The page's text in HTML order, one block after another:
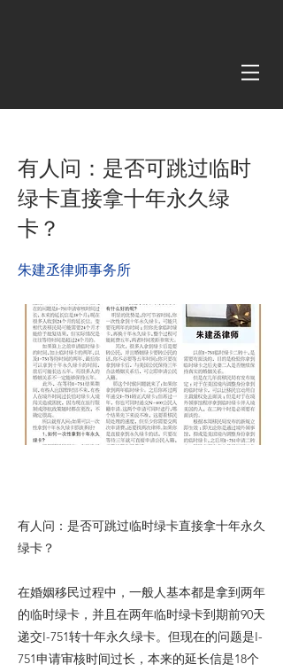
有人问：是否可跳过临时
绿卡直接拿十年永久绿
卡？
朱建丞律师事务所
有人问：是否可跳过临时绿卡直接拿十年永久
绿卡？
在婚姻移民过程中，一般人基本都是拿到两年
的临时绿卡，并且在两年临时绿卡到期前90天
递交I-751转十年永久绿卡。但现在的问题是I-
751申请审核时间过长，本来的延长信是18个